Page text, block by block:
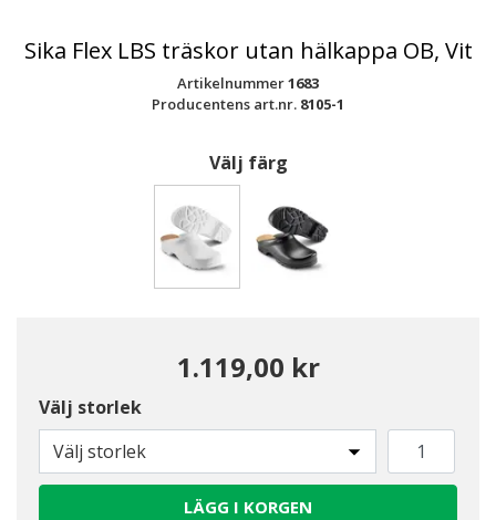
Sika Flex LBS träskor utan hälkappa OB, Vit
Artikelnummer1683
Producentens art.nr. 8105-1
Välj färg
1.119,00 kr
Välj storlek
Välj storlek
LÄGG I KORGEN